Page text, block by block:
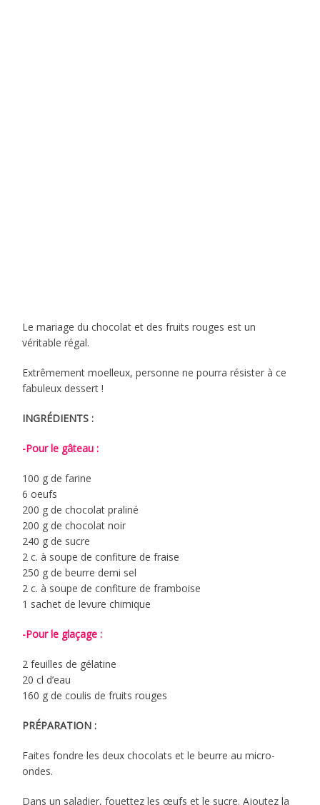
Le mariage du chocolat et des fruits rouges est un
véritable régal.
Extrêmement moelleux, personne ne pourra résister à ce
fabuleux dessert !
INGRÉDIENTS :
-Pour le gâteau :
100 g de farine
6 oeufs
200 g de chocolat praliné
200 g de chocolat noir
240 g de sucre
2 c. à soupe de confiture de fraise
250 g de beurre demi sel
2 c. à soupe de confiture de framboise
1 sachet de levure chimique
-Pour le glaçage :
2 feuilles de gélatine
20 cl d’eau
160 g de coulis de fruits rouges
PRÉPARATION :
Faites fondre les deux chocolats et le beurre au micro-
ondes.
Dans un saladier, fouettez les œufs et le sucre. Ajoutez la